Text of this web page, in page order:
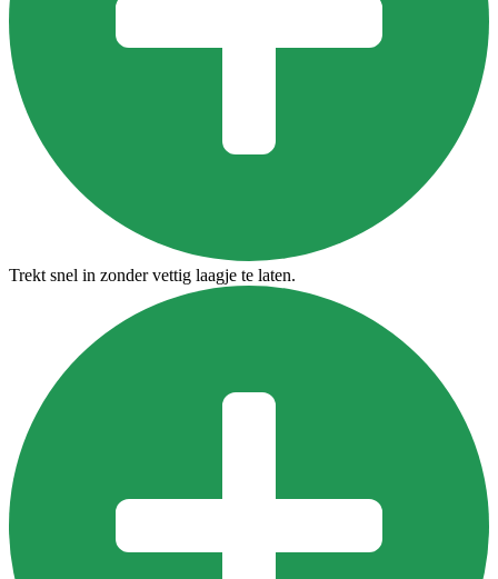
Trekt snel in zonder vettig laagje te laten.